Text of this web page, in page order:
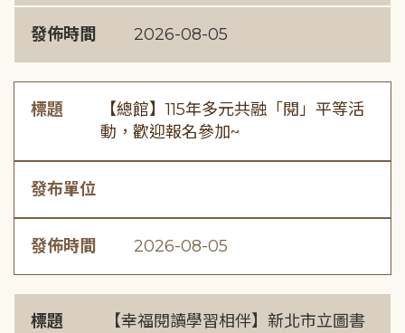
發佈時間 2026-08-05
標題
【總館】115年多元共融「閱」平等活
動，歡迎報名參加~
發布單位
發佈時間 2026-08-05
標題
【幸福閱讀學習相伴】新北市立圖書